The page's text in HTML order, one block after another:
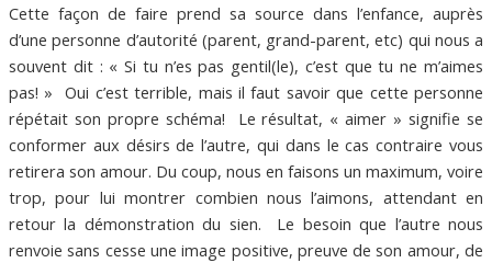
Cette façon de faire prend sa source dans l’enfance, auprès
d’une personne d’autorité (parent, grand-parent, etc) qui nous a
souvent dit : « Si tu n’es pas gentil(le), c’est que tu ne m’aimes
pas! » Oui c’est terrible, mais il faut savoir que cette personne
répétait son propre schéma! Le résultat, « aimer » signifie se
conformer aux désirs de l’autre, qui dans le cas contraire vous
retirera son amour. Du coup, nous en faisons un maximum, voire
trop, pour lui montrer combien nous l’aimons, attendant en
retour la démonstration du sien. Le besoin que l’autre nous
renvoie sans cesse une image positive, preuve de son amour, de